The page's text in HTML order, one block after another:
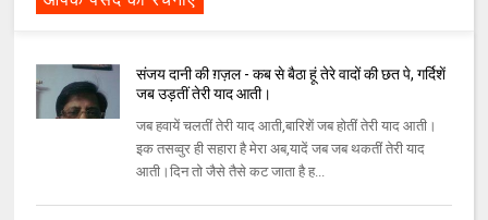
संजय दानी की ग़ज़ल - कब से बैठा हूं तेरे वादों की छत पे, गर्दिशें
जब उड़तीं तेरी याद आती।
जब हवायें चलतीं तेरी याद आती,बारिशें जब होतीं तेरी याद आती।
इक तसव्वुर ही सहारा है मेरा अब,यादें जब जब थकतीं तेरी याद
आती।दिन तो जैसे तैसे कट जाता है ह...